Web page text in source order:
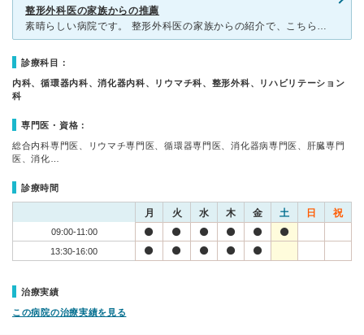
整形外科医の家族からの推薦
素晴らしい病院です。 整形外科医の家族からの紹介で、こちらの病院を受診しました。 私は腰痛に長年悩まされていて、サポーターを無理矢理出してもらったのですが、 診察では問題なし。 先生に筋肉
診療科目：
内科、循環器内科、消化器内科、リウマチ科、整形外科、リハビリテーション
科
専門医・資格：
総合内科専門医、リウマチ専門医、循環器専門医、消化器病専門医、肝臓専門
医、消化…
診療時間
月 火 水 木 金 土 日 祝
09:00-11:00
13:30-16:00
治療実績
この病院の治療実績を見る